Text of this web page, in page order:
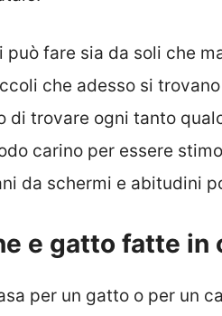
può fare sia da soli che
che adesso si
di trovare ogni tanto
carino per essere
da schermi e abitudini
e gatto fatte in
per un gatto o per un